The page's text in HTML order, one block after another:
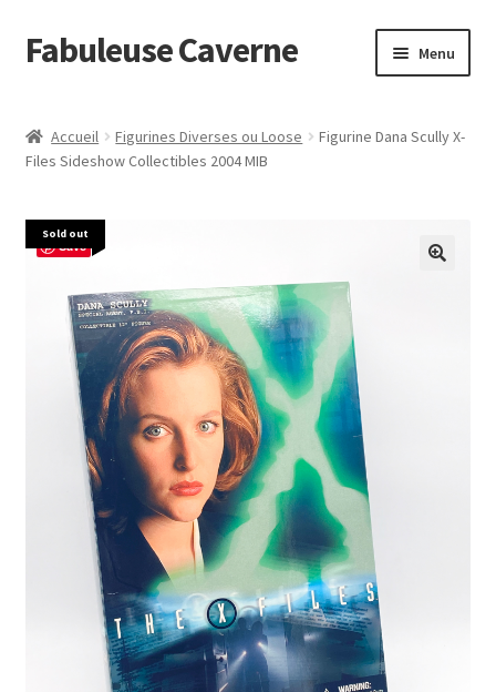
Aller
à
navigation
Aller
au
Fabuleuse Caverne Menu
En boutique
enfant
Superflat Museum Murakami
En réapprovisionnement
Accueil Figurines Diverses ou Loose
Figurine Dana Scully X-
Files Sideshow Collectibles 2004 MIB
Sold out
Save